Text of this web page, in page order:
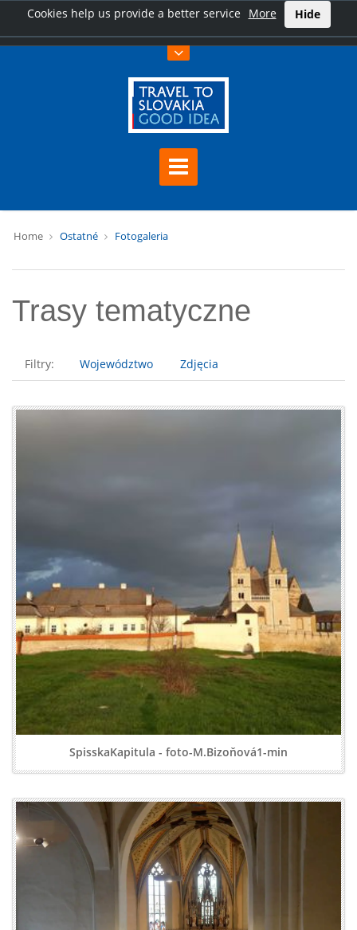
Cookies help us provide a better service More Hide
Home Ostatné Fotogaleria
Trasy tematyczne
Filtry: Województwo Zdjęcia
SpisskaKapitula - foto-M.Bizoňová1-min